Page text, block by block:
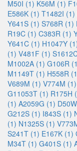
M50I (1) K56M (1)
E586K (1) T1482I (1)
Y641S (1) S768R (1)
R19C (1) C383R (1)
Y641C (1) H1047Y
(1) V481F (1)
M1002A (1) G106R
M1149T (1) H558R
V689M (1) V774M (1)
G11053T (1) R175H
(1) A2059G (1)
G212S (1) I843S (1)
(1) N1325S (1)
S241T (1) E167K (1)
M34T (1) G401S (1)